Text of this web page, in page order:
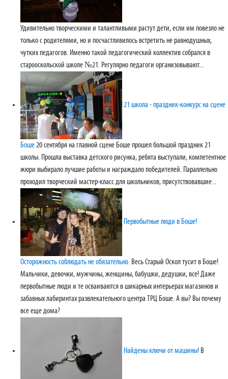
Удивительно творческими и талантливыми растут дети, если им повезло не
только с родителями, но и посчастливилось встретить не равнодушных,
чутких педагогов. Именно такой педагогический коллектив собрался в
старооскольской школе №21. Регулярно педагоги организовывают...
21 школа - праздник-конкурс на сцене
Боше20 сентября на главной сцене Боше прошел большой праздник 21
школы. Прошла выставка детского рисунка, ребята выступали, компетентное
жюри выбирало лучшие работы и награждало победителей. Параллельно
проходил творческий мастер-класс для школьников, присутствовавшие...
Первобытные люди в Боше!
Осторожность соблюдать не обязательно. Весь Старый Оскол тусит в Боше!
Мальчики, девочки, мужчины, женщины, бабушки, дедушки, все! Даже
первобытные люди и те осваиваются в шикарных интерьерах магазинов и
забавных лабиринтах развлекательного центра ТРЦ Боше. А вы? Вы почему
все еще дома?
Найдены ключи от машины! В